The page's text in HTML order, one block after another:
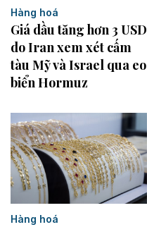
Hàng hoá
Giá dầu tăng hơn 3 USD
do Iran xem xét cấm
tàu Mỹ và Israel qua eo
biển Hormuz
Hàng hoá